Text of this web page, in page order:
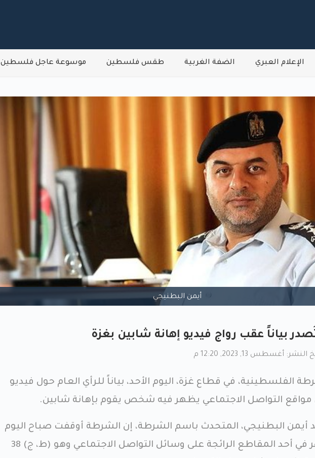
الإعلام العبري الضفة الغربية طقس فلسطين موسوعة عاجل فلسطين
أيمن البطنيجي
بياناً عقب رواج فيديو إهانة شابين بغزة
النشر: أغسطس 13, 2023, 12:20 م
الفلسطينية، في قطاع غزة، اليوم الأحد، بياناً للرأي العام حول فيديو
مواقع التواصل الاجتماعي يظهر فيه شخص يقوم بإهانة شابين.
أيمن البطنيجي، المتحدث باسم الشرطة، إن الشرطة أوقفت صباح اليوم
شخصاً ظهر في أحد المقاطع الرائجة على وسائل التواصل الاجتماعي وهو (ط، ج) 38